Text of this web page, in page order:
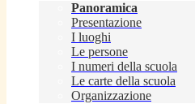
Panoramica
Presentazione
I luoghi
Le persone
I numeri della scuola
Le carte della scuola
Organizzazione